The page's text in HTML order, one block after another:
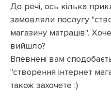
До речі, ось кілька
замовляли послугу
магазину матраців".
вийшло?
Впевнені вам
"створення інтернет
також захочете :)